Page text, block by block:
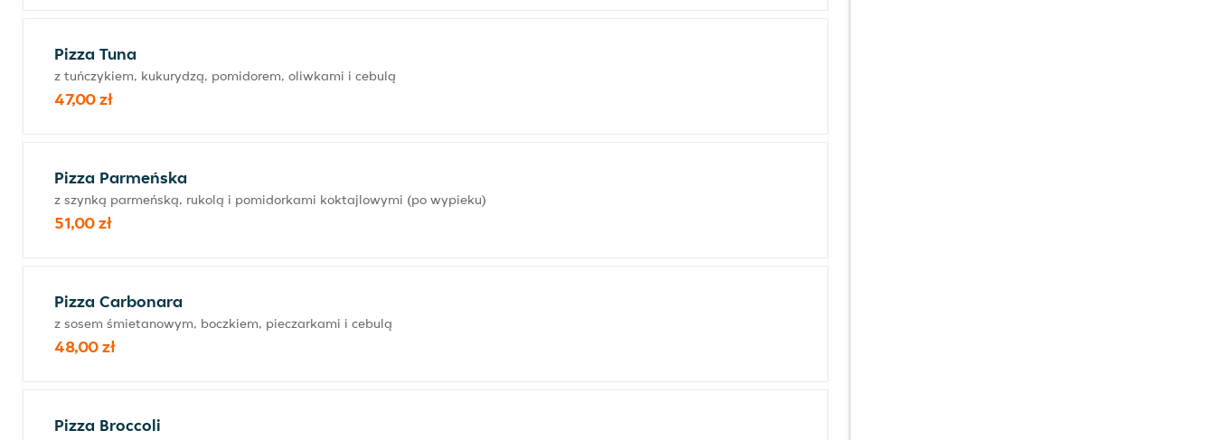
Pizza Tuna
z tuńczykiem, kukurydzą, pomidorem, oliwkami i cebulą
47,00 zł
Pizza Parmeńska
z szynką parmeńską, rukolą i pomidorkami koktajlowymi (po wypieku)
51,00 zł
Pizza Carbonara
z sosem śmietanowym, boczkiem, pieczarkami i cebulą
48,00 zł
Pizza Broccoli